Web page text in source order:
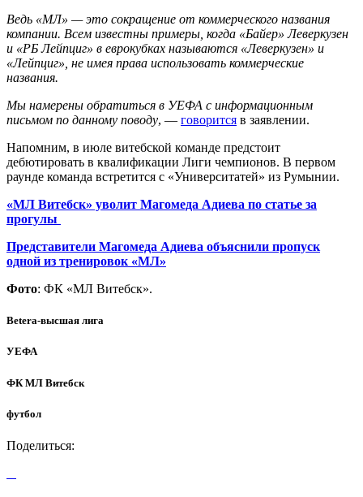
Ведь «МЛ» — это сокращение от коммерческого названия
компании. Всем известны примеры, когда «Байер» Леверкузен
и «РБ Лейпциг» в еврокубках называются «Леверкузен» и
«Лейпциг», не имея права использовать коммерческие
названия.
Мы намерены обратиться в УЕФА с информационным
письмом по данному поводу, — говорится в заявлении.
Напомним, в июле витебской команде предстоит
дебютировать в квалификации Лиги чемпионов. В первом
раунде команда встретится с «Университатей» из Румынии.
«МЛ Витебск» уволит Магомеда Адиева по статье за
прогулы
Представители Магомеда Адиева объяснили пропуск
одной из тренировок «МЛ»
Фото: ФК «МЛ Витебск».
Betera-высшая лига
УЕФА
ФК МЛ Витебск
футбол
Поделиться: